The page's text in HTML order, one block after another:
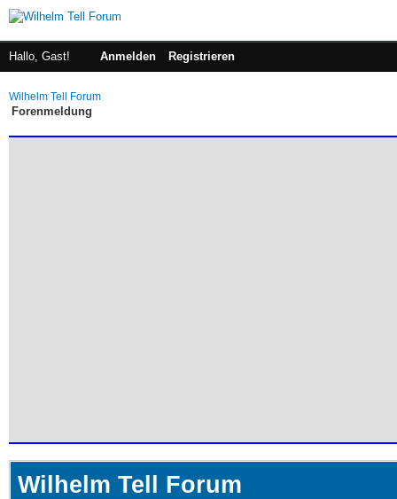
Hallo, Gast! Anmelden Registrieren
Wilhelm Tell Forum
Forenmeldung
Wilhelm Tell Forum